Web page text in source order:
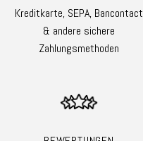
Kreditkarte, SEPA, Bancontact
& andere sichere
Zahlungsmethoden